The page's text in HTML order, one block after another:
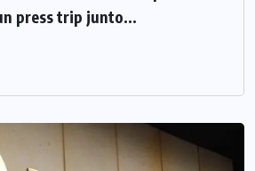
press trip junto...